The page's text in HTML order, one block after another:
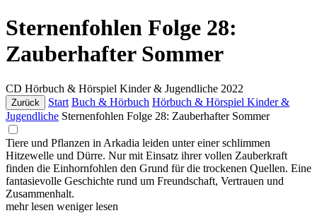
Sternenfohlen Folge 28:
Zauberhafter Sommer
CD Hörbuch & Hörspiel Kinder & Jugendliche 2022
Zurück Start Buch & Hörbuch Hörbuch & Hörspiel Kinder &
Jugendliche Sternenfohlen Folge 28: Zauberhafter Sommer
Tiere und Pflanzen in Arkadia leiden unter einer schlimmen
Hitzewelle und Dürre. Nur mit Einsatz ihrer vollen Zauberkraft
finden die Einhornfohlen den Grund für die trockenen Quellen. Eine
fantasievolle Geschichte rund um Freundschaft, Vertrauen und
Zusammenhalt.
mehr lesen weniger lesen